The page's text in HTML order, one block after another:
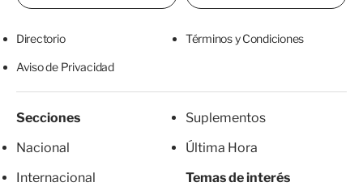
Directorio Términos y Condiciones
Aviso de Privacidad
Secciones
Nacional
Internacional
Suplementos
Última Hora
Temas de interés